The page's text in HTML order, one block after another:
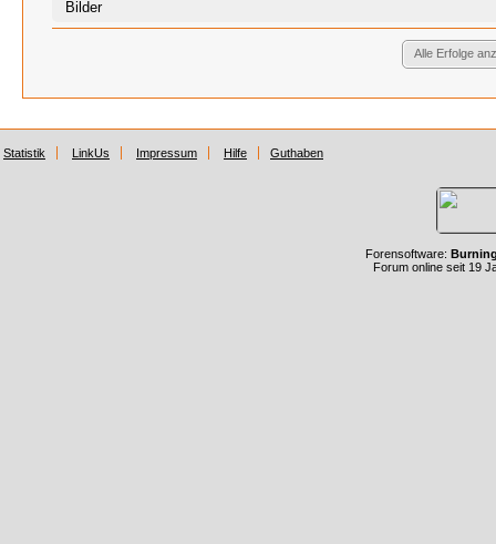
Alle Erfolge
Statistik LinkUs Impressum Hilfe Guthaben
Forensoftware:
Forum online seit 19